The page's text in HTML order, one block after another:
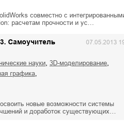
совместно с
расчетам прочности и ус…
Самоучитель 07.05.2013
науки 3D-моделирование
графика
новые возможности системы
и доработок существующих…